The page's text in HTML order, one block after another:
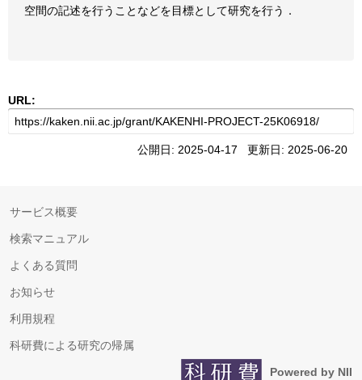
空間の記述を行うことなどを目標として研究を行う．
URL:
公開日: 2025-04-17 更新日: 2025-06-20
サービス概要
検索マニュアル
よくある質問
お知らせ
利用規程
科研費による研究の帰属
Powered by NII